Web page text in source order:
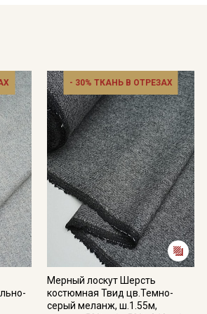
- 30% ТКАНЬ В ОТРЕЗАХ
Мерный лоскут Шерсть
костюмная Твид цв.Темно-
серый меланж, ш.1.55м,